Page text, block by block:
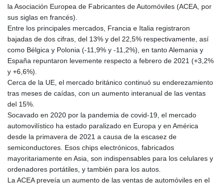
la Asociación Europea de Fabricantes de Automóviles (ACEA, por
sus siglas en francés).
Entre los principales mercados, Francia e Italia registraron
bajadas de dos cifras, del 13% y del 22,5% respectivamente, así
como Bélgica y Polonia (-11,9% y -11,2%), en tanto Alemania y
España repuntaron levemente respecto a febrero de 2021 (+3,2%
y +6,6%).
Cerca de la UE, el mercado británico continuó su enderezamiento
tras meses de caídas, con un aumento interanual de las ventas
del 15%.
Socavado en 2020 por la pandemia de covid-19, el mercado
automovilístico ha estado paralizado en Europa y en América
desde la primavera de 2021 a causa de la escasez de
semiconductores. Esos chips electrónicos, fabricados
mayoritariamente en Asia, son indispensables para los celulares y
ordenadores portátiles, y también para los autos.
La ACEA preveía un aumento de las ventas de automóviles en el